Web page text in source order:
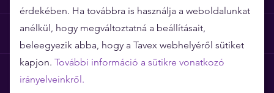
Miért épp a Tavex?
Árgarancia
érdekében. Ha továbbra is használja a weboldalunkat
anélkül, hogy megváltoztatná a beállításait,
beleegyezik abba, hogy a Tavex webhelyéről sütiket
kapjon. További információ a sütikre vonatkozó
irányelveinkről.